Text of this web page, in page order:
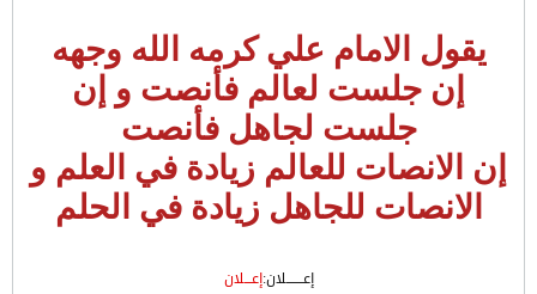
يقول الامام علي كرمه الله وجهه
إن جلست لعالم فأنصت و إن
جلست لجاهل فأنصت
إن الانصات للعالم زيادة في العلم و
الانصات للجاهل زيادة في الحلم
​إعـــــــلان:إعـــلان